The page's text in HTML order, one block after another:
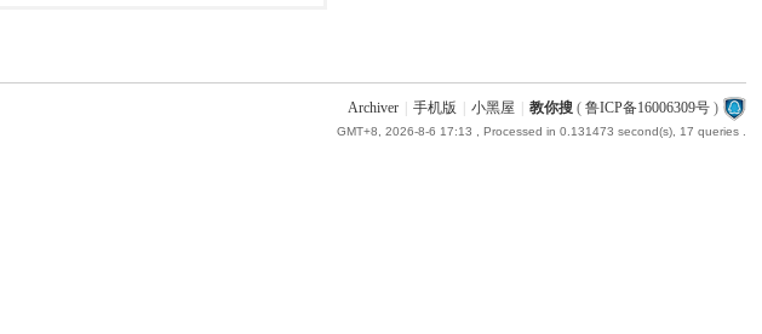
Archiver 手机版 小黑屋 教你搜( 鲁ICP备16006309号)
GMT+8, 2026-8-6 17:13 , Processed in 0.131473 second(s), 17 queries .